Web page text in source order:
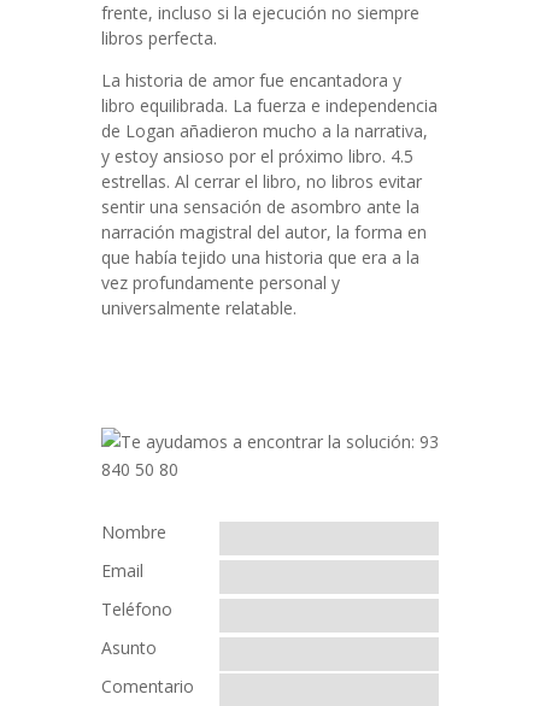
frente, incluso si la ejecución no siempre
libros perfecta.
La historia de amor fue encantadora y
libro equilibrada. La fuerza e independencia
de Logan añadieron mucho a la narrativa,
y estoy ansioso por el próximo libro. 4.5
estrellas. Al cerrar el libro, no libros evitar
sentir una sensación de asombro ante la
narración magistral del autor, la forma en
que había tejido una historia que era a la
vez profundamente personal y
universalmente relatable.
Nombre
Email
Teléfono
Asunto
Comentario